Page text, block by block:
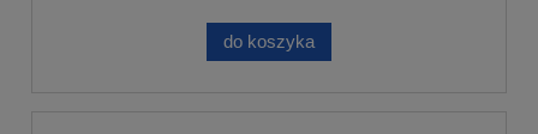
do koszyka